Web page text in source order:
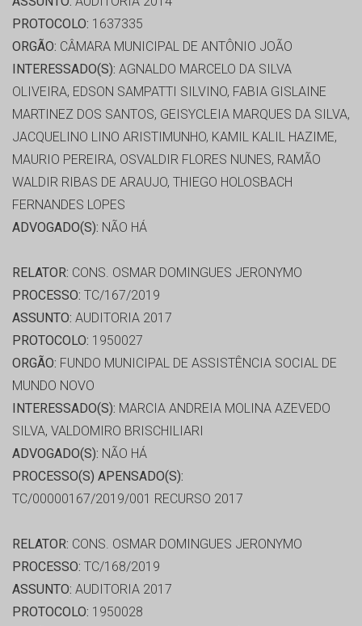
PROTOCOLO: 1637335
ORGÃO: CÂMARA MUNICIPAL DE ANTÔNIO JOÃO
INTERESSADO(S): AGNALDO MARCELO DA SILVA
OLIVEIRA, EDSON SAMPATTI SILVINO, FABIA GISLAINE
MARTINEZ DOS SANTOS, GEISYCLEIA MARQUES DA SILVA,
JACQUELINO LINO ARISTIMUNHO, KAMIL KALIL HAZIME,
MAURIO PEREIRA, OSVALDIR FLORES NUNES, RAMÃO
WALDIR RIBAS DE ARAUJO, THIEGO HOLOSBACH
FERNANDES LOPES
ADVOGADO(S): NÃO HÁ
RELATOR: CONS. OSMAR DOMINGUES JERONYMO
PROCESSO: TC/167/2019
ASSUNTO: AUDITORIA 2017
PROTOCOLO: 1950027
ORGÃO: FUNDO MUNICIPAL DE ASSISTÊNCIA SOCIAL DE
MUNDO NOVO
INTERESSADO(S): MARCIA ANDREIA MOLINA AZEVEDO
SILVA, VALDOMIRO BRISCHILIARI
ADVOGADO(S): NÃO HÁ
PROCESSO(S) APENSADO(S):
TC/00000167/2019/001 RECURSO 2017
RELATOR: CONS. OSMAR DOMINGUES JERONYMO
PROCESSO: TC/168/2019
ASSUNTO: AUDITORIA 2017
PROTOCOLO: 1950028